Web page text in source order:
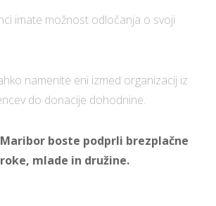
imate možnost odločanja o svoji
namenite eni izmed organizacij iz
do donacije dohodnine.
boste podprli brezplačne
mlade in družine.